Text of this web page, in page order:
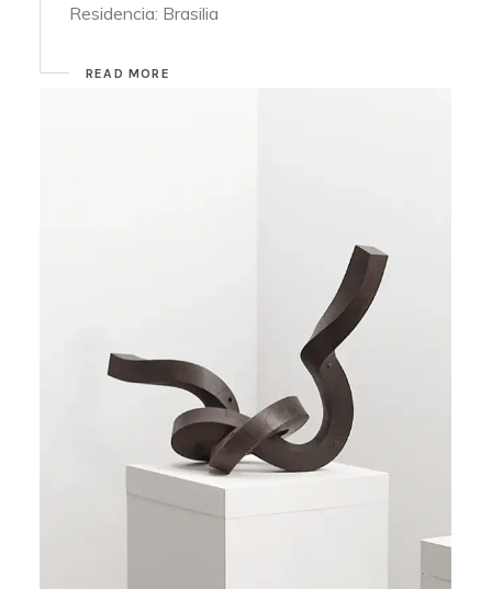
Residencia: Brasilia
READ MORE